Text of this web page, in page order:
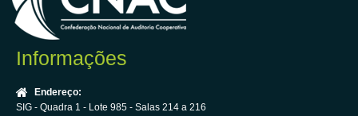
Informações
Endereço:
SIG - Quadra 1 - Lote 985 - Salas 214 a 216